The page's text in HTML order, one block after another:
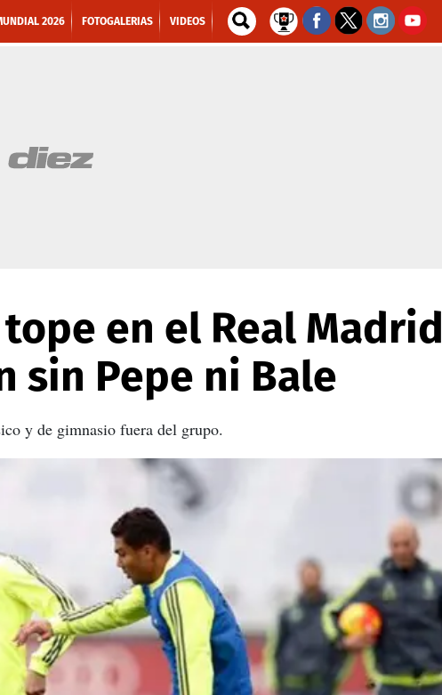
2026 FOTOGALERIAS VIDEOS
en el Real Madrid
sin Pepe ni Bale
y de gimnasio fuera del grupo.